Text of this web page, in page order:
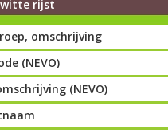
witte rijst
omschrijving
(NEVO)
(NEVO)